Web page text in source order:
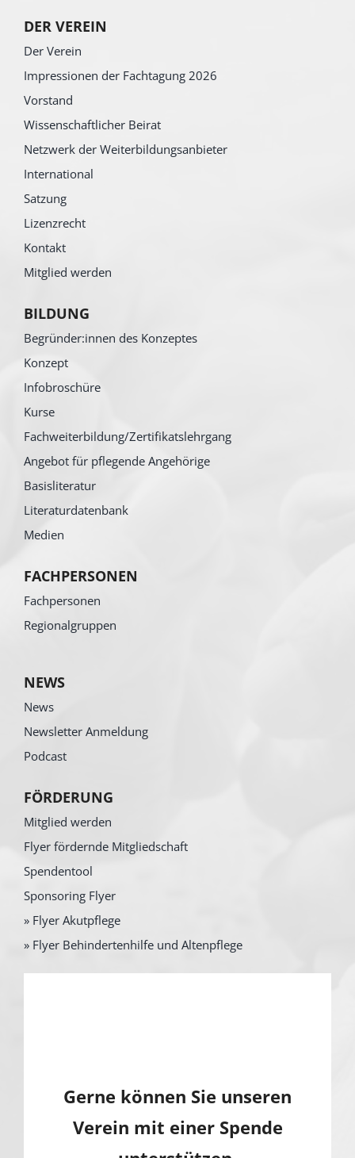
DER VEREIN
Der Verein
Impressionen der Fachtagung 2026
Vorstand
Wissenschaftlicher Beirat
Netzwerk der Weiterbildungsanbieter
International
Satzung
Lizenzrecht
Kontakt
Mitglied werden
BILDUNG
Begründer:innen des Konzeptes
Konzept
Infobroschüre
Kurse
Fachweiterbildung/Zertifikatslehrgang
Angebot für pflegende Angehörige
Basisliteratur
Literaturdatenbank
Medien
FACHPERSONEN
Fachpersonen
Regionalgruppen
NEWS
News
Newsletter Anmeldung
Podcast
FÖRDERUNG
Mitglied werden
Flyer fördernde Mitgliedschaft
Spendentool
Sponsoring Flyer
» Flyer Akutpflege
» Flyer Behindertenhilfe und Altenpflege
Gerne können Sie unseren
Verein mit einer Spende